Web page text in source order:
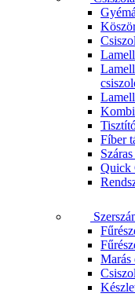
Fíber
Quick
Marás